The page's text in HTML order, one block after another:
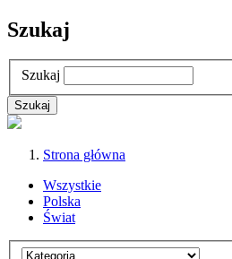
Szukaj
Szukaj
Strona główna
Wszystkie
Polska
Świat